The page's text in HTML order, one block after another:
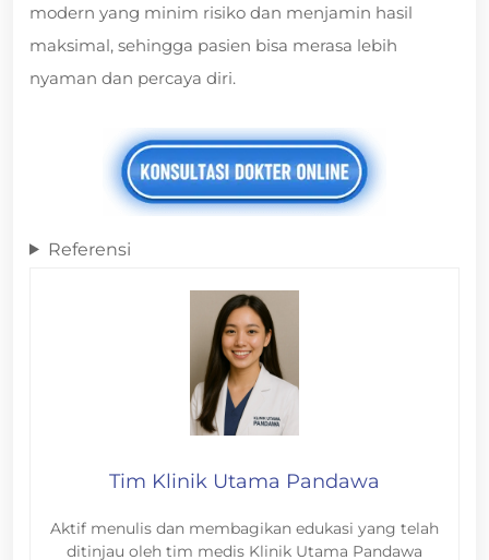
modern yang minim risiko dan menjamin hasil
maksimal, sehingga pasien bisa merasa lebih
nyaman dan percaya diri.
Referensi
Tim Klinik Utama Pandawa
Aktif menulis dan membagikan edukasi yang telah
ditinjau oleh tim medis Klinik Utama Pandawa